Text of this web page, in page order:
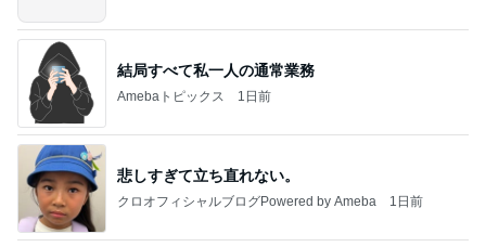
結局すべて私一人の通常業務
Amebaトピックス 1日前
悲しすぎて立ち直れない。
クロオフィシャルブログPowered by Ameba 1日前